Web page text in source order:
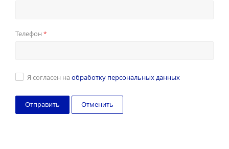
Телефон *
Я согласен на обработку персональных данных
Отменить